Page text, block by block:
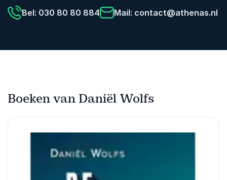
Bel: 030 80 80 884 Mail: contact@athenas.nl
Boeken van Daniël Wolfs